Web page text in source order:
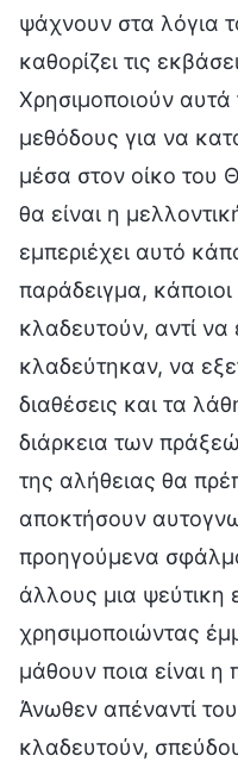
ψάχνουν στα λόγια
καθορίζει τις
Χρησιμοποιούν αυτά
μεθόδους για να
μέσα στον οίκο του
θα είναι η
εμπεριέχει αυτό
παράδειγμα,
κλαδευτούν, αντί να
κλαδεύτηκαν, να
διαθέσεις και τα
διάρκεια των
της αλήθειας θα
αποκτήσουν
προηγούμενα
άλλους μια ψεύτικη
χρησιμοποιώντας
μάθουν ποια είναι η
Άνωθεν απέναντί
κλαδευτούν,